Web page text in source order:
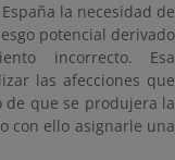
la necesidad de
potencial derivado
incorrecto. Esa
las afecciones que
de que se produjera la
con ello asignarle una